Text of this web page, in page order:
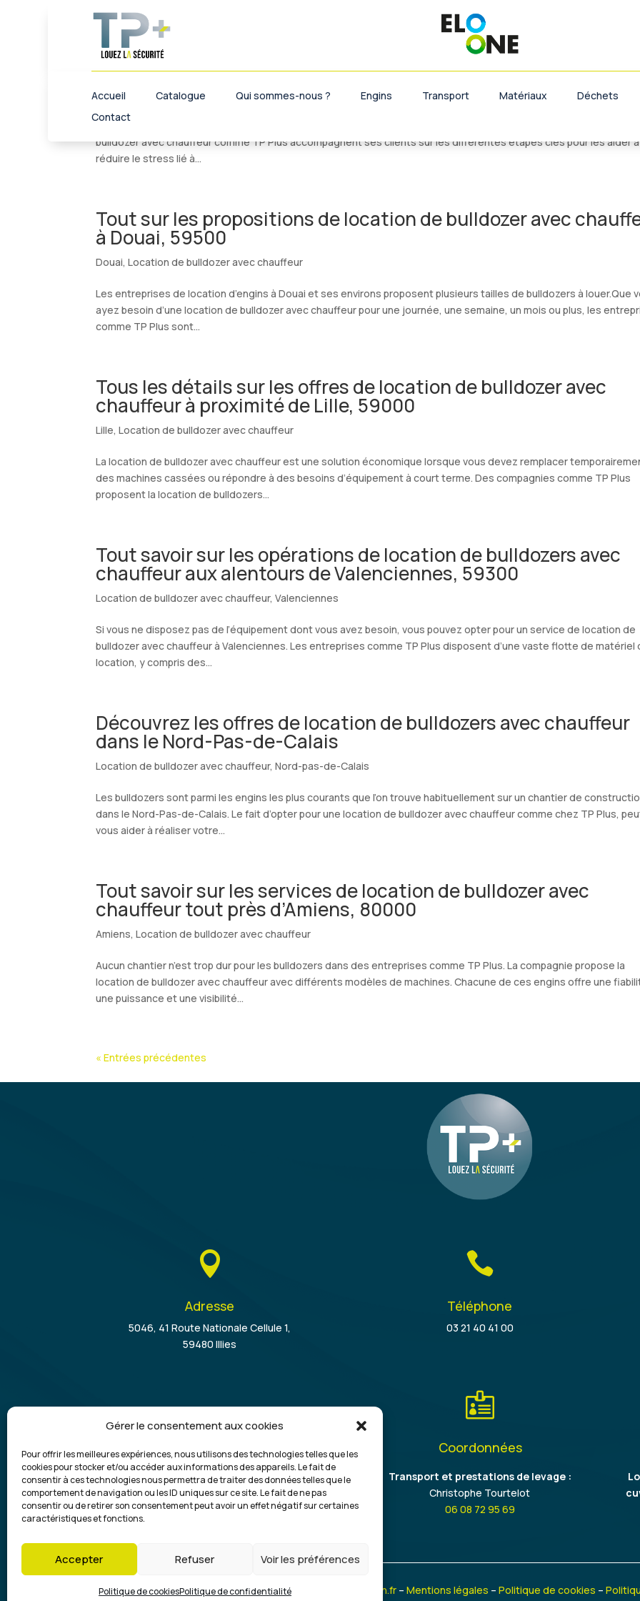
Gérer le consentement aux cookies
Pour offrir les meilleures expériences, nous utilisons des technologies telles que les
cookies pour stocker et/ou accéder aux informations des appareils. Le fait de
consentir à ces technologies nous permettra de traiter des données telles que le
comportement de navigation ou les ID uniques sur ce site. Le fait de ne pas
consentir ou de retirer son consentement peut avoir un effet négatif sur certaines
caractéristiques et fonctions.
Accepter Refuser Voir les préférences
Politique de cookiesPolitique de confidentialité
Accueil Catalogue Qui sommes-nous ? Engins Transport Matériaux
Déchets
Contact
Tout sur les opérations de location de bulldozer avec
Arras, 62000
Arras, Location de bulldozer avec chauffeur
Louer un bulldozer à Arras et ses environs peut être un processus confus et difficile. Les entreprises de location
bulldozer avec chauffeur comme TP Plus accompagnent ses clients sur les différentes étapes clés pour les aider à
réduire le stress lié à...
Tout sur les propositions de location de bulldozer avec
à Douai, 59500
Douai,Location de bulldozer avec chauffeur
Les entreprises de location d’engins à Douai et ses environs proposent plusieurs tailles de bulldozers à louer.Que
ayez besoin d’une location de bulldozer avec chauffeur pour une journée, une semaine, un mois ou plus, les
comme TP Plus sont...
Tous les détails sur les offres de location de bulldozer avec
chauffeur à proximité de Lille, 59000
Lille,Location de bulldozer avec chauffeur
La location de bulldozer avec chauffeur est une solution économique lorsque vous devez remplacer
des machines cassées ou répondre à des besoins d’équipement à court terme. Des compagnies comme TP Plus
proposent la location de bulldozers...
Tout savoir sur les opérations de location de bulldozers avec
chauffeur aux alentours de Valenciennes, 59300
Location de bulldozer avec chauffeur,Valenciennes
Si vous ne disposez pas de l’équipement dont vous avez besoin, vous pouvez opter pour un service de location de
bulldozer avec chauffeur à Valenciennes. Les entreprises comme TP Plus disposent d’une vaste flotte de matériel
location, y compris des...
Découvrez les offres de location de bulldozers avec chauffeur
dans le Nord-Pas-de-Calais
Location de bulldozer avec chauffeur,Nord-pas-de-Calais
Les bulldozers sont parmi les engins les plus courants que l’on trouve habituellement sur un chantier de
dans le Nord-Pas-de-Calais. Le fait d’opter pour une location de bulldozer avec chauffeur comme chez TP Plus,
vous aider à réaliser votre...
Tout savoir sur les services de location de bulldozer avec
chauffeur tout près d’Amiens, 80000
Amiens,Location de bulldozer avec chauffeur
Aucun chantier n’est trop dur pour les bulldozers dans des entreprises comme TP Plus. La compagnie propose la
location de bulldozer avec chauffeur avec différents modèles de machines. Chacune de ces engins offre une
une puissance et une visibilité...
« Entrées précédentes

Adresse
5046, 41 Route Nationale Cellule 1,
59480 Illies

Téléphone
03 21 40 41 00

Coordonnées
Commercial, dépose de benne et évacuation
de déchets :
Julien Klein
Transport et prestations de levage :
Christophe Tourtelot
06 08 72 95 69
Copyright ©2025 | Je-suis-Artisan.fr– Mentions légales – Politique de cookies –